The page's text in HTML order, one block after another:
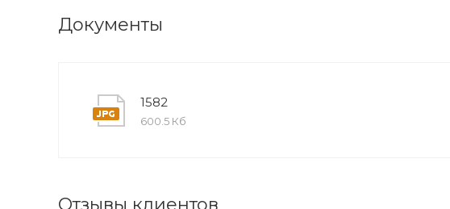
Документы
1582
600.5 Кб
Отзывы клиентов